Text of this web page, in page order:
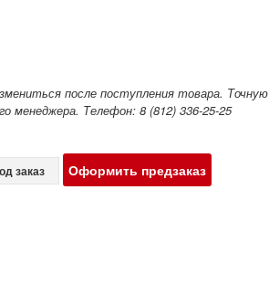
после поступления товара. Точную
менеджера. Телефон: 8 (812) 336-25-25
заказ Оформить предзаказ